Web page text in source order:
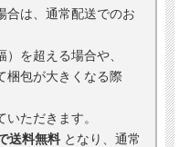
合は、通常配送でのお
を超える場合や、
梱包が大きくなる際
ただきます。
送料無料 となり、通常